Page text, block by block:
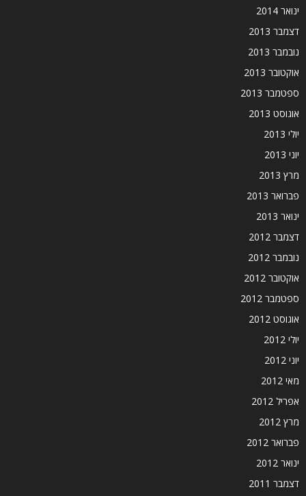
ינואר 2014
דצמבר 2013
נובמבר 2013
אוקטובר 2013
ספטמבר 2013
אוגוסט 2013
יולי 2013
יוני 2013
מרץ 2013
פברואר 2013
ינואר 2013
דצמבר 2012
נובמבר 2012
אוקטובר 2012
ספטמבר 2012
אוגוסט 2012
יולי 2012
יוני 2012
מאי 2012
אפריל 2012
מרץ 2012
פברואר 2012
ינואר 2012
דצמבר 2011